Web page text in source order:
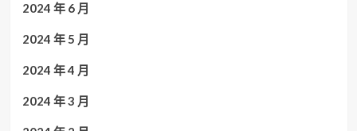
2024 年 6 月
2024 年 5 月
2024 年 4 月
2024 年 3 月